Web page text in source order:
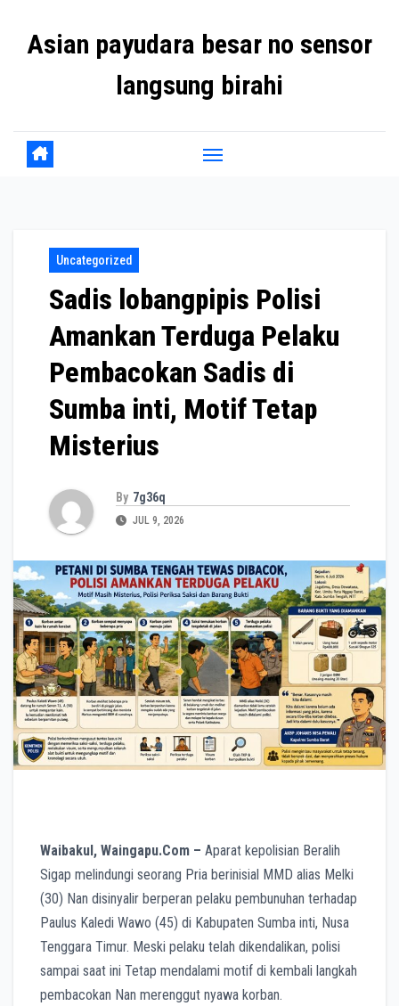
Asian payudara besar no sensor
langsung birahi
Uncategorized
Sadis lobangpipis Polisi
Amankan Terduga Pelaku
Pembacokan Sadis di
Sumba inti, Motif Tetap
Misterius
By 7g36q
JUL 9, 2026
Waibakul, Waingapu.Com – Aparat kepolisian Beralih
Sigap melindungi seorang Pria berinisial MMD alias Melki
(30) Nan disinyalir berperan pelaku pembunuhan terhadap
Paulus Kaledi Wawo (45) di Kabupaten Sumba inti, Nusa
Tenggara Timur. Meski pelaku telah dikendalikan, polisi
sampai saat ini Tetap mendalami motif di kembali langkah
pembacokan Nan merenggut nyawa korban.